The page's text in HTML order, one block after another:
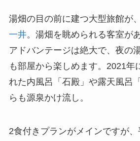
湯畑の目の前に建つ大型旅館が、
一井。湯畑を眺められる客室が
アドバンテージは絶大で、夜の
も部屋から楽しめます。2021年
れた内風呂「石殿」や露天風呂
らも源泉かけ流し。
2食付きプランがメインですが